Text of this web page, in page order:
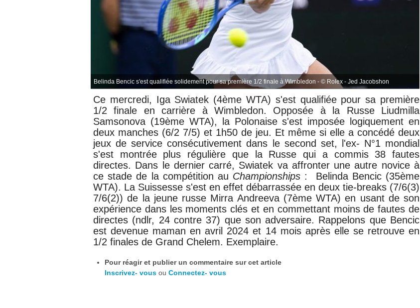
Belinda Bencic s'est qualifiée solidement pour sa première 1/2 finale à Wimbledon - © Rolex - Jed Jacobshon
Ce mercredi, Iga Swiatek (4ème WTA) s'est qualifiée pour sa première
1/2 finale en carrière à Wimbledon. Opposée à la Russe Liudmilla
Samsonova (19ème WTA), la Polonaise s'est imposée logiquement en
deux manches (6/2 7/5) et 1h50 de jeu. Et même si elle a concédé deux
jeux de service consécutivement dans le second set, l'ex- N°1 mondial
s'est montrée plus régulière que la Russe qui a commis 38 fautes
directes. Dans le dernier carré, Swiatek va affronter une autre novice à
ce stade de la compétition au Championships : Belinda Bencic (35ème
WTA). La Suissesse s'est en effet débarrassée en deux tie-breaks (7/6(3)
7/6(2)) de la jeune russe Mirra Andreeva (7ème WTA) en usant de son
expérience dans les moments clés et en commettant moins de fautes de
directes (ndlr, 24 contre 37) que son adversaire. Rappelons que Bencic
est devenue maman en avril 2024 et 14 mois après elle se retrouve en
1/2 finales de Grand Chelem. Exemplaire.
Pour réagir et publier un commentaire sur cet article
Inscrivez- vous ou Connectez- vous